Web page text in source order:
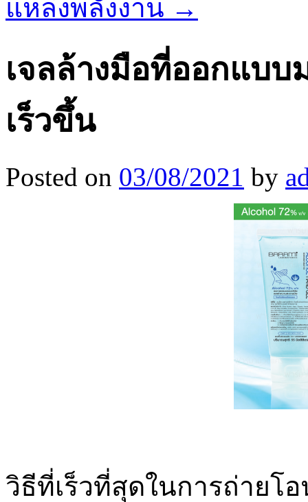
แหล่งพลังงาน →
เจลล้างมือที่ออกแบ
เร็วขึ้น
Posted on 03/08/2021 by
วิธีที่เร็วที่สุดในการถ่ายโ